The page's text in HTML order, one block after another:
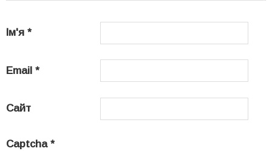
Ім'я *
Email *
Сайт
Captcha *